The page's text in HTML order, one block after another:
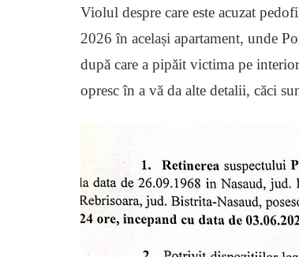
Violul despre care este acuzat
2026 în același apartament, unde
după care a pipăit victima pe
opresc în a vă da alte detalii, căci